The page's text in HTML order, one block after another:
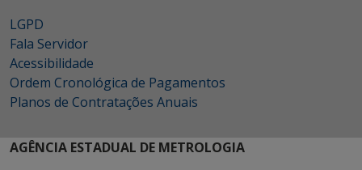
LGPD
Fala Servidor
Acessibilidade
Ordem Cronológica de Pagamentos
Planos de Contratações Anuais
AGÊNCIA ESTADUAL DE METROLOGIA